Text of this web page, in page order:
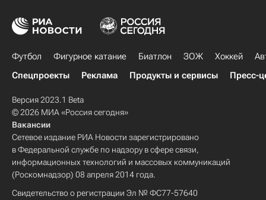
Футбол Фигурное катание Биатлон ЗОЖ Хоккей
Спецпроекты
Реклама Продукты и сервисы Пресс-
Версия 2023.1 Beta
© 2026 МИА «Россия сегодня»
Вакансии
Сетевое издание РИА Новости зарегистрировано
в Федеральной службе по надзору в сфере связи,
информационных технологий и массовых коммуникаций
(Роскомнадзор) 08 апреля 2014 года.
Свидетельство о регистрации Эл № ФС77-57640